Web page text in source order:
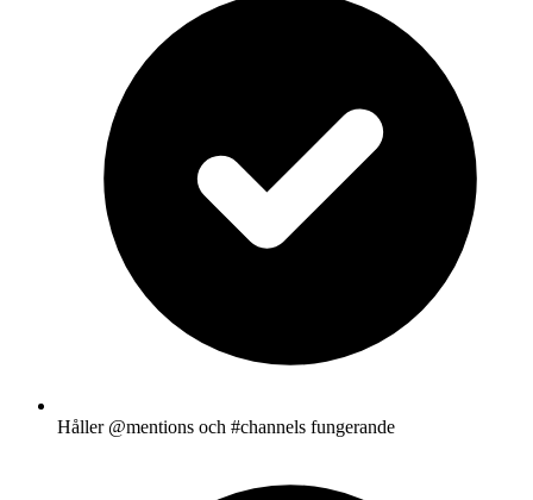
Håller @mentions och #channels fungerande